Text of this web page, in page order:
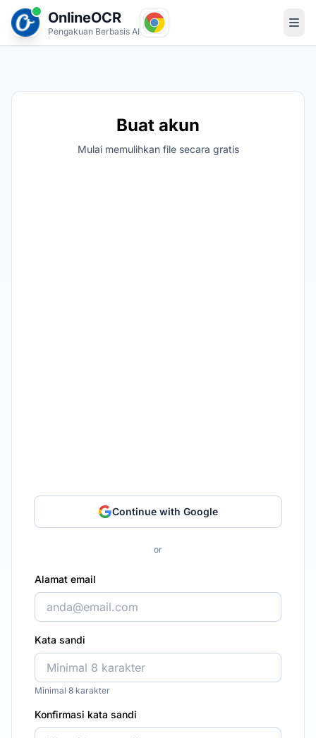
OnlineOCR
Pengakuan Berbasis AI
Buat akun
Mulai memulihkan file secara gratis
Continue with Google
or
Alamat email
Kata sandi
Minimal 8 karakter
Konfirmasi kata sandi